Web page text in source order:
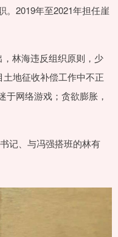
。2019年至2021年担任崖
林海违反组织原则，少
土地征收补偿工作中不正
于网络游戏；贪欲膨胀，
记、与冯强搭班的林有